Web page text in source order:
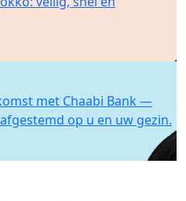
met Chaabi Bank —
op u en uw gezin.